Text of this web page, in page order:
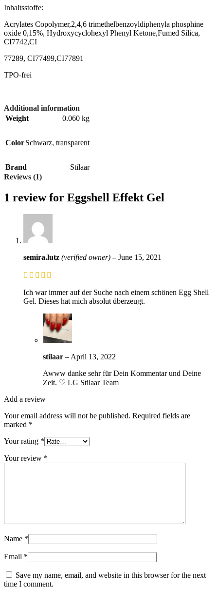
Inhaltsstoffe:
Acrylates Copolymer,2,4,6 trimethelbenzoyldiphenyla phosphine
oxide 0,15%, Hydroxycyclohexyl Phenyl Ketone,Fumed Silica,
CI7742,CI
77289, CI77499,CI77891
TPO-frei
Additional information
Weight
0.060 kg
ColorSchwarz, transparent
Brand
Stilaar
Reviews (1)
1 review for Eggshell Effekt Gel
semira.lutz (verified owner) – June 15, 2021
Ich war immer auf der Suche nach einem schönen Egg Shell
Gel. Dieses hat mich absolut überzeugt.
stilaar – April 13, 2022
Awww danke sehr für Dein Kommentar und Deine
Zeit. ♡ LG Stilaar Team
Add a review
Your email address will not be published. Required fields are
marked *
Your rating *
Your review *
Name *
Email *
Save my name, email, and website in this browser for the next
time I comment.